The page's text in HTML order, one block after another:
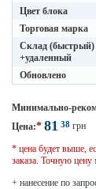
Цвет блока
Торговая марка
Склад (быстрый)
+удаленный
Обновлено
Минимально-
Цена:* 81 38 грн
* цена будет выше,
заказа. Точную
+ нанесение по